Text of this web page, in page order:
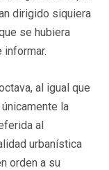
dirigido siquiera
se hubiera
al igual que
la
al
urbanística
orden a su